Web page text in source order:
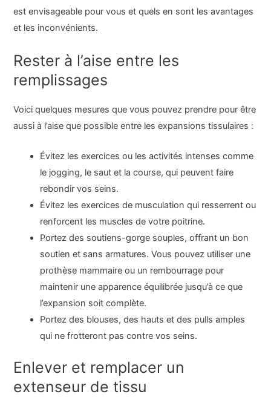
est envisageable pour vous et quels en sont les avantages
et les inconvénients.
Rester à l’aise entre les
remplissages
Voici quelques mesures que vous pouvez prendre pour être
aussi à l’aise que possible entre les expansions tissulaires :
Évitez les exercices ou les activités intenses comme
le jogging, le saut et la course, qui peuvent faire
rebondir vos seins.
Évitez les exercices de musculation qui resserrent ou
renforcent les muscles de votre poitrine.
Portez des soutiens-gorge souples, offrant un bon
soutien et sans armatures. Vous pouvez utiliser une
prothèse mammaire ou un rembourrage pour
maintenir une apparence équilibrée jusqu’à ce que
l’expansion soit complète.
Portez des blouses, des hauts et des pulls amples
qui ne frotteront pas contre vos seins.
Enlever et remplacer un
extenseur de tissu